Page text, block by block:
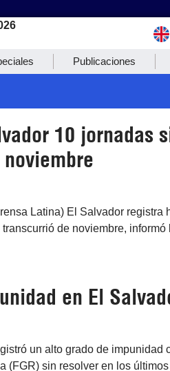
Publicaciones
10 jornadas
Latina) El Salvador registra
de noviembre, informó
en El
un alto grado de impunidad
(FGR) sin resolver en los